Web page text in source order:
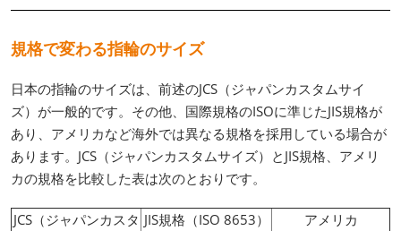
規格で変わる指輪のサイズ
日本の指輪のサイズは、前述のJCS（ジャパンカスタムサイ
ズ）が一般的です。その他、国際規格のISOに準じたJIS規格が
あり、アメリカなど海外では異なる規格を採用している場合が
あります。JCS（ジャパンカスタムサイズ）とJIS規格、アメリ
カの規格を比較した表は次のとおりです。
JCS（ジャパンカスタ JIS規格（ISO 8653） アメリカ